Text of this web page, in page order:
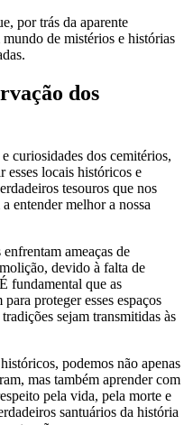
por trás da aparente
de mistérios e histórias
dos
curiosidades dos cemitérios,
esses locais históricos e
tesouros que nos
entender melhor a nossa
ameaças de
devido à falta de
fundamental que as
proteger esses espaços
sejam transmitidas às
podemos não apenas
mas também aprender com
pela vida, pela morte e
santuários da história